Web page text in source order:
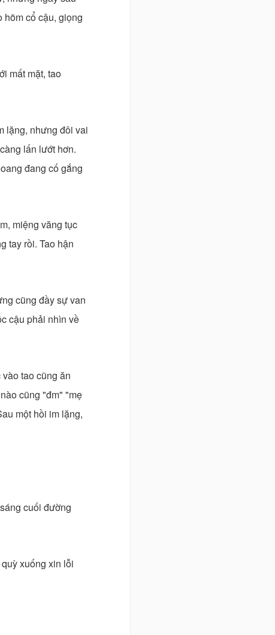
hõm cổ cậu, giọng
mất mặt, tao
lặng, nhưng đôi vai
lấn lướt hơn.
đang cố gắng
miệng văng tục
tay rồi. Tao hận
cũng đầy sự van
cậu phải nhìn về
tao cũng ăn
cũng "đm" "mẹ
một hồi im lặng,
cuối đường
xuống xin lỗi